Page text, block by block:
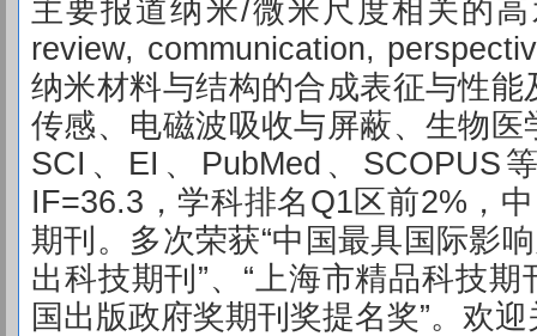
主要报道纳米/微米尺度相关的
review, communication,
纳米材料与结构的合成表征与性
传感、电磁波吸收与屏蔽、生物
SCI、EI、PubMed、SCOPUS
IF=36.3，学科排名Q1区前2%，
期刊。多次荣获“中国最具国际影
出科技期刊”、“上海市精品科技期
国出版政府奖期刊奖提名奖”。欢